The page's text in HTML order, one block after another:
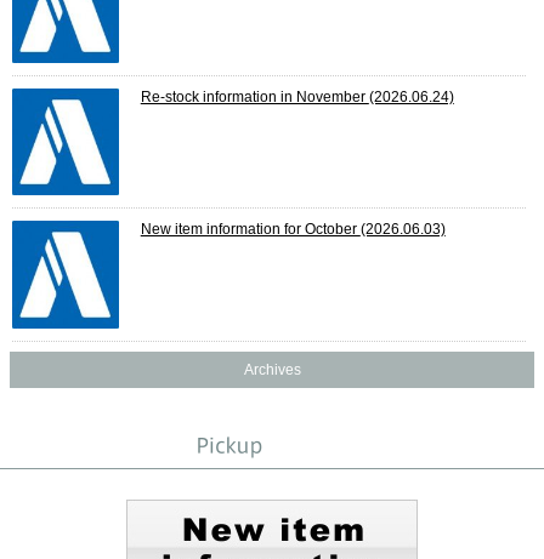
Re-stock information in November (2026.06.24)
New item information for October (2026.06.03)
Archives